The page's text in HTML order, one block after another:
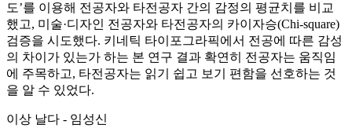
도’를 이용해 전공자와 타전공자 간의 감정의 평균치를 비교
했고, 미술·디자인 전공자와 타전공자의 카이자승(Chi-square)
검증을 시도했다. 키네틱 타이포그라픽에서 전공에 따른 감성
의 차이가 있는가 하는 본 연구 결과 확연히 전공자는 움직임
에 주목하고, 타전공자는 읽기 쉽고 보기 편함을 선호하는 것
을 알 수 있었다.
이상 날다 - 임성신